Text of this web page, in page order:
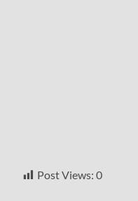
Post Views: 0